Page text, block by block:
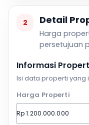
2 Detail
Harga
persetujuan
Informasi
Isi data properti yang
Harga Properti